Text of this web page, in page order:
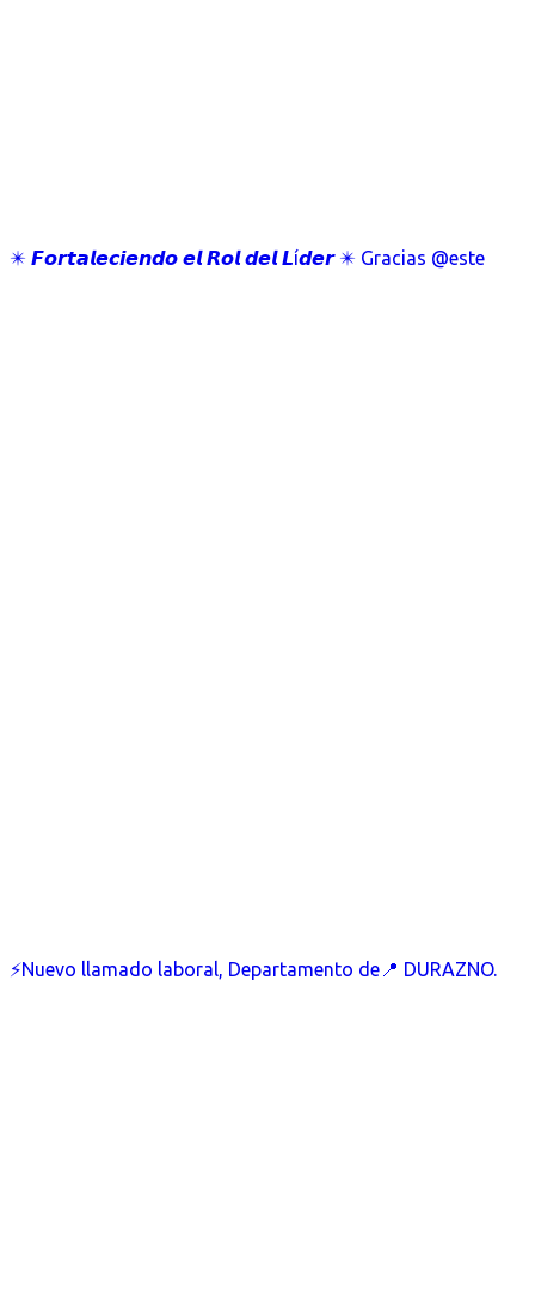
✴️ 𝙁𝙤𝙧𝙩𝙖𝙡𝙚𝙘𝙞𝙚𝙣𝙙𝙤 𝙚𝙡 𝙍𝙤𝙡 𝙙𝙚𝙡 𝙇í𝙙𝙚𝙧 ✴️ Gracias @este
⚡Nuevo llamado laboral, Departamento de📍 DURAZNO.